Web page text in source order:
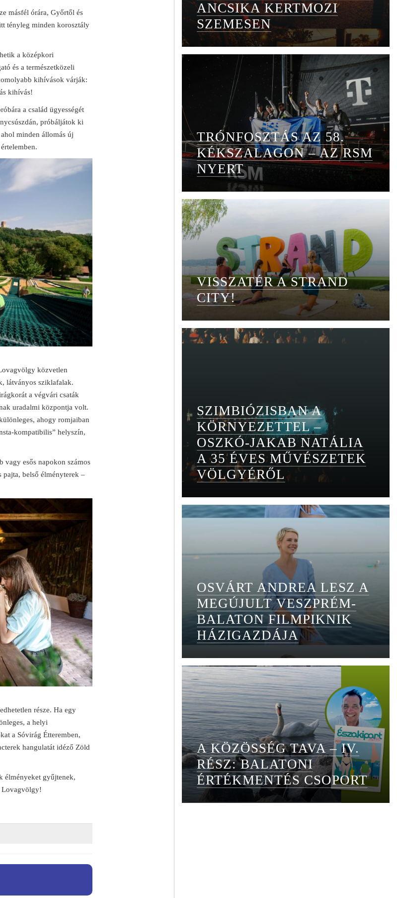
másfél órára, Győrtől és
tényleg minden korosztály
a középkori
és a természetközeli
kihívások várják:
kihívás!
a család ügyességét
próbáljátok ki
minden állomás új
közvetlen
látványos sziklafalak.
a végvári csaták
uradalmi központja volt.
ahogy romjaiban
kompatibilis” helyszín,
vagy esős napokon számos
pajta, belső élményterek –
része. Ha egy
a helyi
a Sóvirág Étteremben,
hangulatát idéző Zöld
élményeket gyűjtenek,
Lovagvölgy!
ANCSIKA KERTMOZI
SZEMESEN
TRÓNFOSZTÁS AZ 58.
KÉKSZALAGON – AZ RSM
NYERT
VISSZATÉR A STRAND
CITY!
SZIMBIÓZISBAN A
KÖRNYEZETTEL –
OSZKÓ-JAKAB NATÁLIA
A 35 ÉVES MŰVÉSZETEK
VÖLGYÉRŐL
OSVÁRT ANDREA LESZ A
MEGÚJULT VESZPRÉM-
BALATON FILMPIKNIK
HÁZIGAZDÁJA
A KÖZÖSSÉG TAVA – IV.
RÉSZ: BALATONI
ÉRTÉKMENTÉS CSOPORT